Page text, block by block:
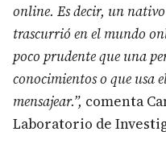
online. Es decir, un
trascurrió en el mundo
poco prudente que una
conocimientos o que usa
mensajear.”, comenta
Laboratorio de